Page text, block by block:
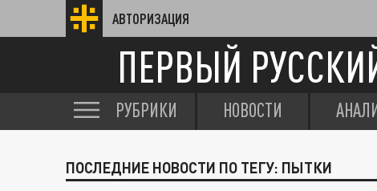
АВТОРИЗАЦИЯ
ПЕРВЫЙ
РУБРИКИ НОВОСТИ
ПОСЛЕДНИЕ НОВОСТИ ПО ТЕГУ: ПЫТКИ